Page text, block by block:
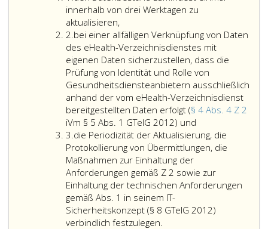
gemäß
Paragraph
10,
Absatz
7,
GTelG 2012
im
veröffentlichen.
die
Übermittlung
von
Daten
des
eHealth-
zu
beantragen.
haben
sie
eins
innerhalb von drei Werktagen zu
aktualisieren,
2.Ziffer
2
bei einer allfälligen Verknüpfung von Daten
des eHealth-Verzeichnisdienstes mit
eigenen Daten sicherzustellen, dass die
Prüfung von Identität und Rolle von
Gesundheitsdiensteanbietern ausschließlich
anhand der vom eHealth-Verzeichnisdienst
bereitgestellten Daten erfolgt (§ 4 Abs. 4 Z 2
iVm § 5 Abs. 1 GTelG 2012) und
einer
allfälligen
von
Daten
eHealth-
3.Ziffer
3
die Periodizität der Aktualisierung, die
Protokollierung von Übermittlungen, die
Maßnahmen zur Einhaltung der
Anforderungen gemäß Z 2 sowie zur
Einhaltung der technischen Anforderungen
gemäß Abs. 1 in seinem IT-
Sicherheitskonzept (§ 8 GTelG 2012)
verbindlich festzulegen.